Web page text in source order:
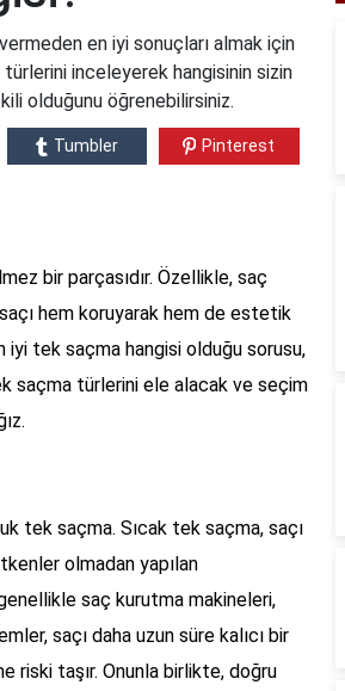
en iyi sonuçları almak için
inceleyerek hangisinin sizin
olduğunu öğrenebilirsiniz.
Tumbler Pinterest
bir parçasıdır. Özellikle, saç
hem koruyarak hem de estetik
iyi tek saçma hangisi olduğu sorusu,
saçma türlerini ele alacak ve seçim
tek saçma. Sıcak tek saçma, saçı
olmadan yapılan
saç kurutma makineleri,
saçı daha uzun süre kalıcı bir
riski taşır. Onunla birlikte, doğru